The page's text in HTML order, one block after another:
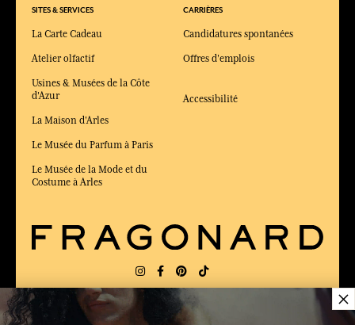
SITES & SERVICES
La Carte Cadeau
Atelier olfactif
Usines & Musées de la Côte
d'Azur
La Maison d'Arles
Le Musée du Parfum à Paris
Le Musée de la Mode et du
Costume à Arles
CARRIÈRES
Candidatures spontanées
Offres d'emplois
Accessibilité
LIVRAISON: FR
×